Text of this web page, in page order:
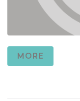
MORE